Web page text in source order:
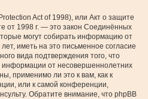
Act of 1998), или Акт о защите
от 1998 г. — это закон Соединённых
могут собирать информацию от
иметь на это письменное согласие
вида подтверждения того, что
от несовершеннолетних
применимо ли это к вам, как к
или к самой конференции,
Обратите внимание, что phpBB